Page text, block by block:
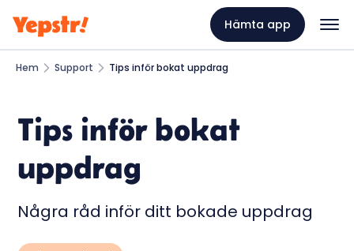
Hämta app
Hem Support Tips inför bokat uppdrag
Tips inför bokat
uppdrag
Några råd inför ditt bokade uppdrag